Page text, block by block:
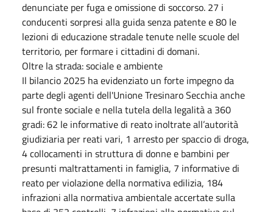
denunciate per fuga e omissione di soccorso. 27 i
conducenti sorpresi alla guida senza patente e 80 le
lezioni di educazione stradale tenute nelle scuole del
territorio, per formare i cittadini di domani.
Oltre la strada: sociale e ambiente
Il bilancio 2025 ha evidenziato un forte impegno da
parte degli agenti dell'Unione Tresinaro Secchia anche
sul fronte sociale e nella tutela della legalità a 360
gradi: 62 le informative di reato inoltrate all’autorità
giudiziaria per reati vari, 1 arresto per spaccio di droga,
4 collocamenti in struttura di donne e bambini per
presunti maltrattamenti in famiglia, 7 informative di
reato per violazione della normativa edilizia, 184
infrazioni alla normativa ambientale accertate sulla